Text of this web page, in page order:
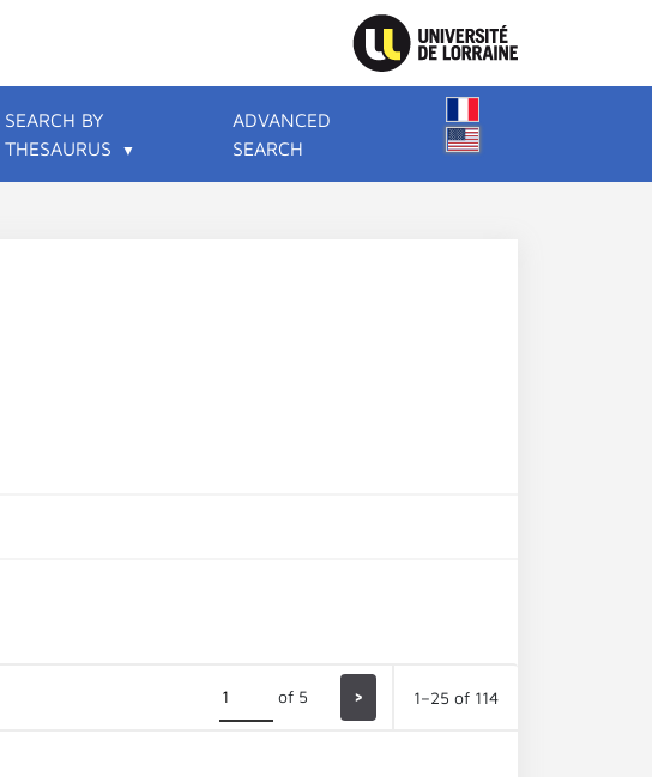
SEARCH BY
THESAURUS
ADVANCED
SEARCH
of 5 > 1–25 of 114